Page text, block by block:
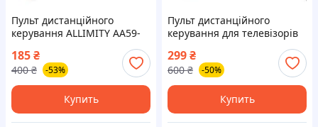
Пульт дистанційного
керування ALLIMITY AA59-
Samsung, чорний
185₴
400 ₴ -53%
Купить
Пульт дистанційного
керування для телевізорів
32FLX905HU та сумісних
моделей
299₴
600 ₴ -50%
Купить